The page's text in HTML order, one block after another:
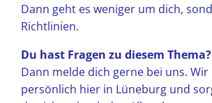
Dann geht es weniger um dich,
Richtlinien.
Du hast Fragen zu diesem Thema?
Dann melde dich gerne bei uns.
persönlich hier in Lüneburg und